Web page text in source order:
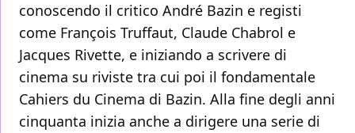
conoscendo il critico André Bazin e registi
come François Truffaut, Claude Chabrol e
Jacques Rivette, e iniziando a scrivere di
cinema su riviste tra cui poi il fondamentale
Cahiers du Cinema di Bazin. Alla fine degli anni
cinquanta inizia anche a dirigere una serie di